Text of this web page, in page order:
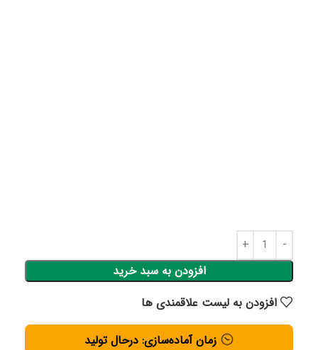
افزودن به سبد خرید
افزودن به لیست علاقمندی ها
زمان آماده‌سازی: درحال تولید